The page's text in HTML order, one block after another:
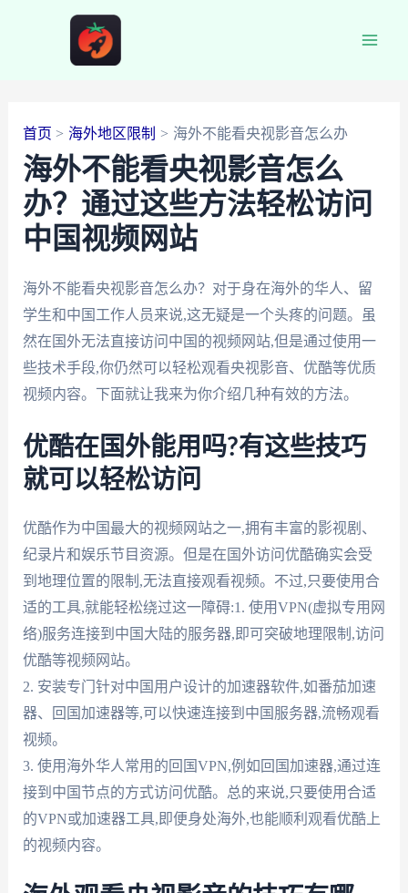
首页 海外地区限制 海外不能看央视影音怎么办
海外不能看央视影音怎么
办？通过这些方法轻松访问
中国视频网站
海外不能看央视影音怎么办？对于身在海外的华人、留
学生和中国工作人员来说,这无疑是一个头疼的问题。虽
然在国外无法直接访问中国的视频网站,但是通过使用一
些技术手段,你仍然可以轻松观看央视影音、优酷等优质
视频内容。下面就让我来为你介绍几种有效的方法。
优酷在国外能用吗?有这些技巧
就可以轻松访问
优酷作为中国最大的视频网站之一,拥有丰富的影视剧、
纪录片和娱乐节目资源。但是在国外访问优酷确实会受
到地理位置的限制,无法直接观看视频。不过,只要使用合
适的工具,就能轻松绕过这一障碍:1. 使用VPN(虚拟专用网
络)服务连接到中国大陆的服务器,即可突破地理限制,访问
优酷等视频网站。
2. 安装专门针对中国用户设计的加速器软件,如番茄加速
器、回国加速器等,可以快速连接到中国服务器,流畅观看
视频。
3. 使用海外华人常用的回国VPN,例如回国加速器,通过连
接到中国节点的方式访问优酷。总的来说,只要使用合适
的VPN或加速器工具,即便身处海外,也能顺利观看优酷上
的视频内容。